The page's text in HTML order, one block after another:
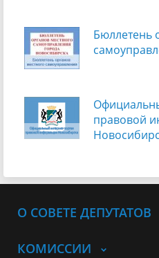
Бюллетень
правовой
О СОВЕТЕ ДЕПУТАТОВ
КОМИССИИ